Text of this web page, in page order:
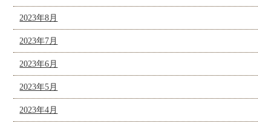
2023年8月
2023年7月
2023年6月
2023年5月
2023年4月